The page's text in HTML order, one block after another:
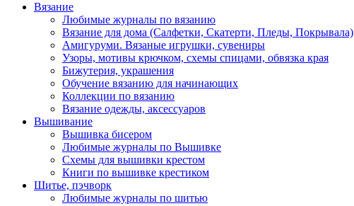
Вязание
Любимые журналы по вязанию
Вязание для дома (Салфетки, Скатерти, Пледы, Покрывала)
Амигуруми. Вязаные игрушки, сувениры
Узоры, мотивы крючком, схемы спицами, обвязка края
Бижутерия, украшения
Обучение вязанию для начинающих
Коллекции по вязанию
Вязание одежды, аксессуаров
Вышивание
Вышивка бисером
Любимые журналы по Вышивке
Схемы для вышивки крестом
Книги по вышивке крестиком
Шитье, пэчворк
Любимые журналы по шитью